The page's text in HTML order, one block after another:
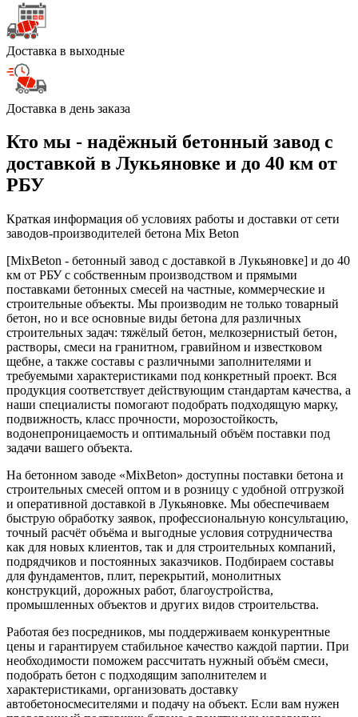
Доставка в выходные
Доставка в день заказа
Кто мы - надёжный бетонный завод с
доставкой в Лукьяновке и до 40 км от
РБУ
Краткая информация об условиях работы и доставки от сети
заводов-производителей бетона Mix Beton
[MixBeton - бетонный завод с доставкой в Лукьяновке] и до 40
км от РБУ с собственным производством и прямыми
поставками бетонных смесей на частные, коммерческие и
строительные объекты. Мы производим не только товарный
бетон, но и все основные виды бетона для различных
строительных задач: тяжёлый бетон, мелкозернистый бетон,
растворы, смеси на гранитном, гравийном и известковом
щебне, а также составы с различными заполнителями и
требуемыми характеристиками под конкретный проект. Вся
продукция соответствует действующим стандартам качества, а
наши специалисты помогают подобрать подходящую марку,
подвижность, класс прочности, морозостойкость,
водонепроницаемость и оптимальный объём поставки под
задачи вашего объекта.
На бетонном заводе «MixBeton» доступны поставки бетона и
строительных смесей оптом и в розницу с удобной отгрузкой
и оперативной доставкой в Лукьяновке. Мы обеспечиваем
быструю обработку заявок, профессиональную консультацию,
точный расчёт объёма и выгодные условия сотрудничества
как для новых клиентов, так и для строительных компаний,
подрядчиков и постоянных заказчиков. Подбираем составы
для фундаментов, плит, перекрытий, монолитных
конструкций, дорожных работ, благоустройства,
промышленных объектов и других видов строительства.
Работая без посредников, мы поддерживаем конкурентные
цены и гарантируем стабильное качество каждой партии. При
необходимости поможем рассчитать нужный объём смеси,
подобрать бетон с подходящим заполнителем и
характеристиками, организовать доставку
автобетоносмесителями и подачу на объект. Если вам нужен